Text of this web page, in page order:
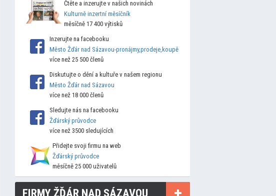
Čtěte a inzerujte v našich novinách
Kulturně inzertní měsíčník
měsíčně 17 400 výtisků
Inzerujte na facebooku
Město Žďár nad Sázavou-pronájmy,prodeje,koupě
více než 25 500 členů
Diskutujte o dění a kultuře v našem regionu
Město Žďár nad Sázavou
více než 18 000 členů
Sledujte nás na facebooku
Žďárský průvodce
více než 3500 sledujících
Přidejte svoji firmu na web
Žďárský průvodce
měsíčně 25 000 uživatelů
FIRMY ŽĎÁR NAD SÁZAVOU